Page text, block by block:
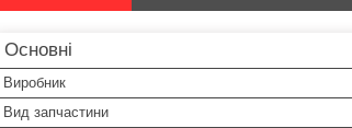
Основні
Виробник
Вид запчастини